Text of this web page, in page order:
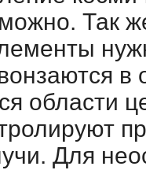
Так
в
области
Для